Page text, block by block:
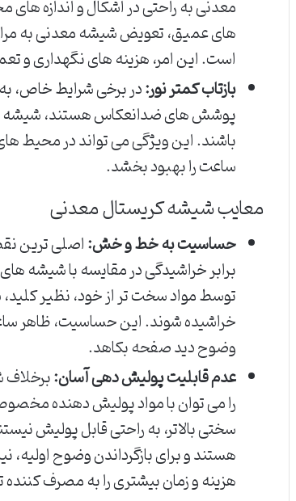
معدنی به راحتی در اشکال و اندازه
های عمیق، تعویض شیشه معدنی به
است. این امر، هزینه های نگهداری و
بازتاب کمتر نور:در برخی شرایط خاص،
پوشش های ضدانعکاس هستند، شیشه
باشند. این ویژگی می تواند در محیط
ساعت را بهبود بخشد.
معایب شیشه کریستال معدنی
حساسیت به خط و خش:اصلی ترین
برابر خراشیدگی در مقایسه با شیشه
توسط مواد سخت تر از خود، نظیر
خراشیده شوند. این حساسیت، ظاهر
وضوح دید صفحه بکاهد.
عدم قابلیت پولیش دهی آسان:
را می توان با مواد پولیش دهنده
سختی بالاتر، به راحتی قابل پولیش
هستند و برای بازگرداندن وضوح
هزینه و زمان بیشتری را به مصرف